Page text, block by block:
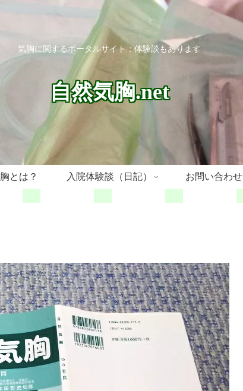
気胸に関するポータルサイト：体験談もあります
自然気胸.net
とは？ 入院体験談（日記） お問い合わせ